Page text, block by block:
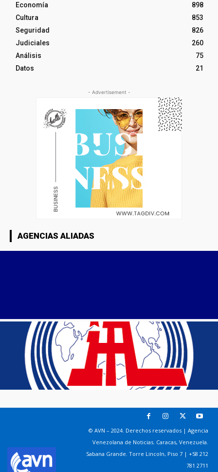
Economía
898
Cultura
853
Seguridad
826
Judiciales
260
Análisis
75
Datos
21
- Advertisement -
AGENCIAS ALIADAS
© AVN – 2024. Derechos reservados | Agencia
Venezolana de Noticias. Caracas, Venezuela.
Sabana Grande. Torre Lincoln, Piso 7 | +58 212
781 2711